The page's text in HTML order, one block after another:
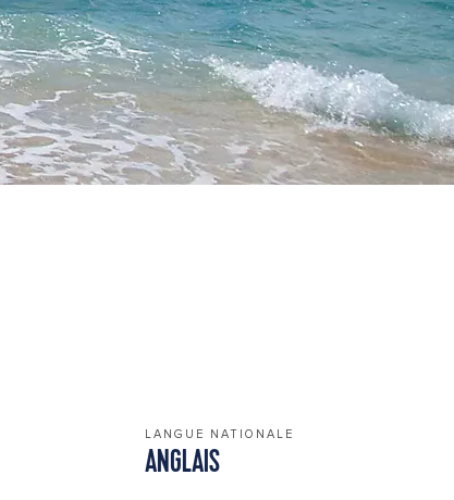
LANGUE NATIONALE
ANGLAIS